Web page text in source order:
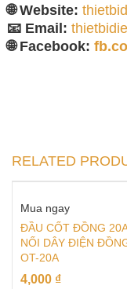
🌐 Website:
📧 Email:
🌐 Facebook:
RELATED
Mua ngay
ĐẦU CỐT ĐỒNG
NỐI DÂY ĐIỆN
OT-20A
4,000 ₫